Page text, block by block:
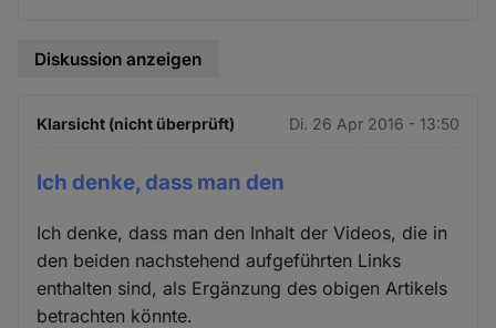
Diskussion anzeigen
Klarsicht (nicht überprüft) Di. 26 Apr 2016 - 13:50
Ich denke, dass man den
Ich denke, dass man den Inhalt der Videos, die in
den beiden nachstehend aufgeführten Links
enthalten sind, als Ergänzung des obigen Artikels
betrachten könnte.